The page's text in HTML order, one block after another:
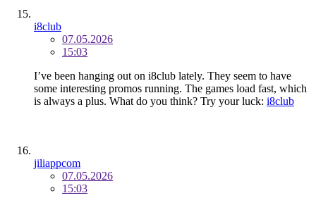
i8club
07.05.2026
15:03
I’ve been hanging out on i8club lately. They seem to have
some interesting promos running. The games load fast, which
is always a plus. What do you think? Try your luck: i8club
jiliappcom
07.05.2026
15:03